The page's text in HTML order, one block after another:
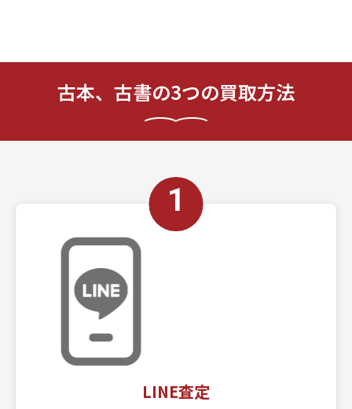
古本、古書の3つの買取方法
1
LINE査定